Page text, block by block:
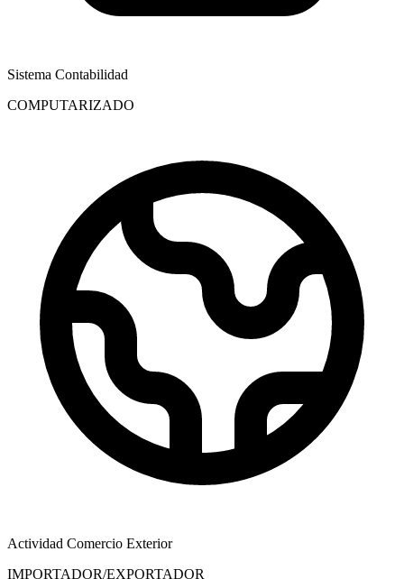
Sistema Contabilidad
COMPUTARIZADO
Actividad Comercio Exterior
IMPORTADOR/EXPORTADOR